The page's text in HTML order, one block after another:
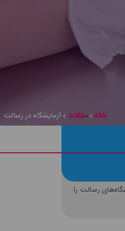
خانه مقالات آزمایشگاه در رسالت
رسالت را